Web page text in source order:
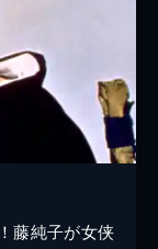
藤純子が女侠